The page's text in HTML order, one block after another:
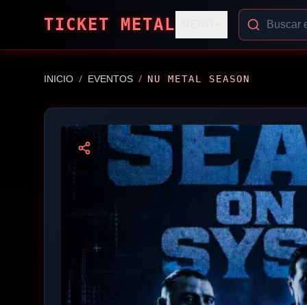
TICKET METAL
INICIO / EVENTOS / NU METAL SEASON